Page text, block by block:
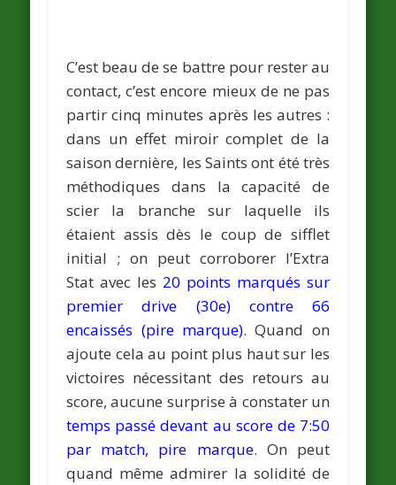
C’est beau de se battre pour rester au
contact, c’est encore mieux de ne pas
partir cinq minutes après les autres :
dans un effet miroir complet de la
saison dernière, les Saints ont été très
méthodiques dans la capacité de
scier la branche sur laquelle ils
étaient assis dès le coup de sifflet
initial ; on peut corroborer l’Extra
Stat avec les 20 points marqués sur
premier drive (30e) contre 66
encaissés (pire marque). Quand on
ajoute cela au point plus haut sur les
victoires nécessitant des retours au
score, aucune surprise à constater un
temps passé devant au score de 7:50
par match, pire marque. On peut
quand même admirer la solidité de